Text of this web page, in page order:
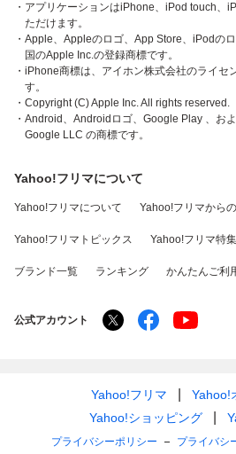
・アプリケーションはiPhone、iPod touch、
ただけます。
・Apple、Appleのロゴ、App Store、iPodの
国のApple Inc.の登録商標です。
・iPhone商標は、アイホン株式会社のライセ
す。
・Copyright (C) Apple Inc. All rights reserved.
・Android、Androidロゴ、Google Play 、お
Google LLC の商標です。
Yahoo!フリマについて
Yahoo!フリマについて Yahoo!フリマから
Yahoo!フリマトピックス Yahoo!フリマ特集
ブランド一覧 ランキング かんたんご利
公式アカウント
Yahoo!フリマ
Yahoo!
Yahoo!ショッピング
プライバシーポリシー プライバシ